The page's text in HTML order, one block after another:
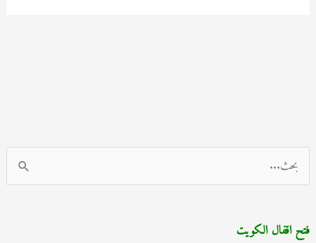
ل
فتح اقفال الكويت